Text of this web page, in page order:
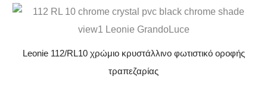
Leonie 112/RL10 χρώμιο κρυστάλλινο φωτιστικό οροφής
τραπεζαρίας